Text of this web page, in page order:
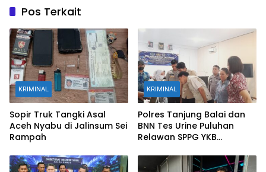
Pos Terkait
KRIMINAL
Sopir Truk Tangki Asal
Aceh Nyabu di Jalinsum Sei
Rampah
KRIMINAL
Polres Tanjung Balai dan
BNN Tes Urine Puluhan
Relawan SPPG YKB